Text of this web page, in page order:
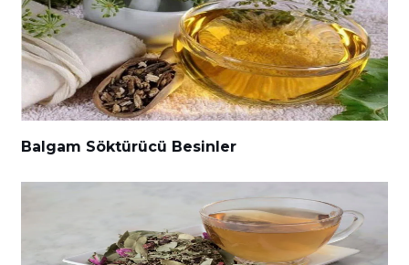
Balgam Söktürücü Besinler